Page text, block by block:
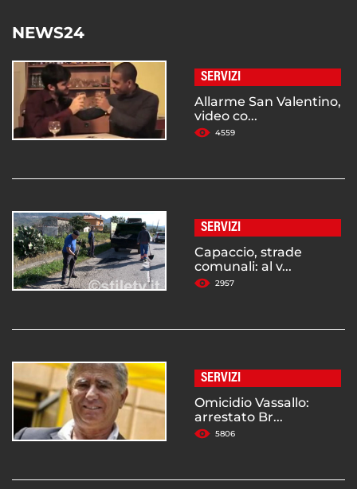
NEWS24
SERVIZI
Allarme San Valentino,
video co...
4559
SERVIZI
Capaccio, strade
comunali: al v...
2957
SERVIZI
Omicidio Vassallo:
arrestato Br...
5806